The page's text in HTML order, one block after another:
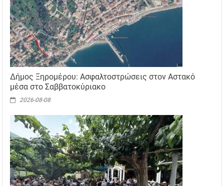
Δήμος Ξηρομέρου: Ασφαλτοστρώσεις στον Αστακό
μέσα στο Σαββατοκύριακο
2026-08-08